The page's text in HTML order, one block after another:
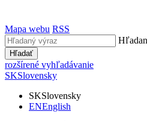
Mapa webu RSS
Hľadať
rozšírené vyhľadávanie
SKSlovensky
SKSlovensky
ENEnglish